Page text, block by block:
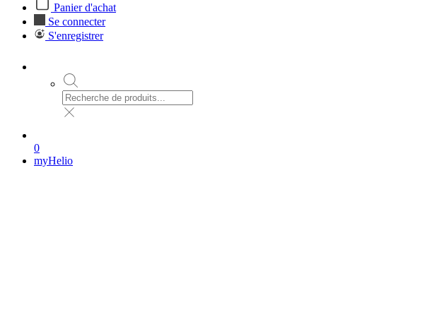
Panier d'achat
Se connecter
S'enregistrer
0
myHelio